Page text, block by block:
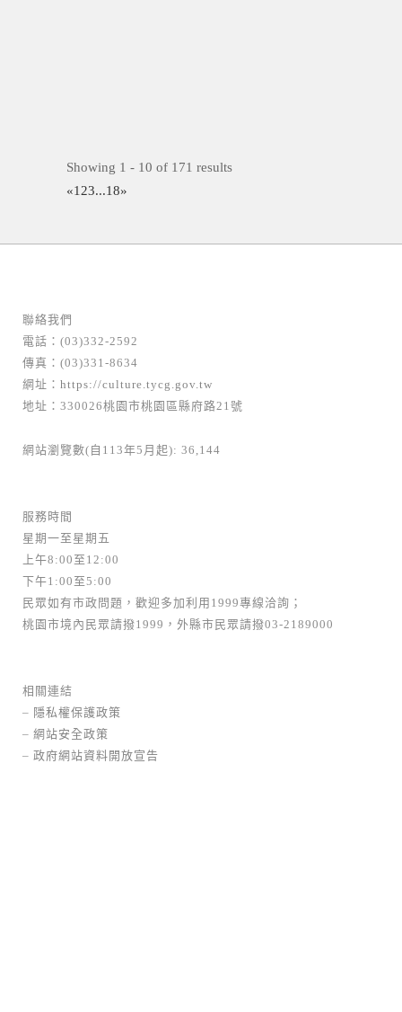
Showing 1 - 10 of 171 results
«1 23...18»
聯絡我們
電話：(03)332-2592
傳真：(03)331-8634
網址： https://culture.tycg.gov.tw
地址：330026桃園市桃園區縣府路21號
網站瀏覽數(自113年5月起): 36,144
服務時間
星期一至星期五
上午8:00至12:00
下午1:00至5:00
民眾如有市政問題，歡迎多加利用1999專線洽詢；
桃園市境內民眾請撥1999，外縣市民眾請撥03-2189000
相關連結
– 隱私權保護政策
– 網站安全政策
– 政府網站資料開放宣告